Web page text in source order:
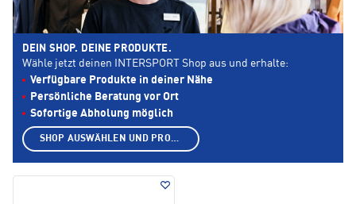
DEIN SHOP. DEINE PRODUKTE.
Wähle jetzt deinen INTERSPORT Shop aus und erhalte:
Verfügbare Produkte in deiner Nähe
Persönliche Beratung vor Ort
Sofortige Abholung möglich
SHOP AUSWÄHLEN UND PRODUKTE ANZEIGEN